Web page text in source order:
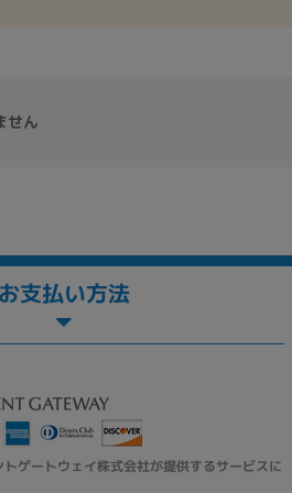
せん
お支払い方法
ゲートウェイ株式会社が提供するサービスに